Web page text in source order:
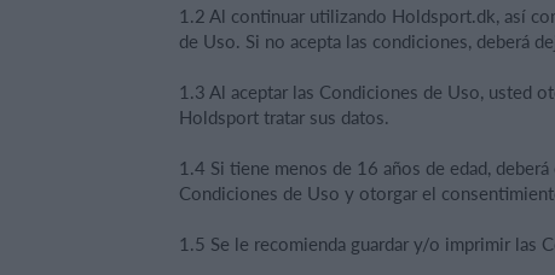
1.2 Al continuar utilizando Holdsport.dk, así
de Uso. Si no acepta las condiciones, deberá
1.3 Al aceptar las Condiciones de Uso, usted
Holdsport tratar sus datos.
1.4 Si tiene menos de 16 años de edad,
Condiciones de Uso y otorgar el
1.5 Se le recomienda guardar y/o imprimir las